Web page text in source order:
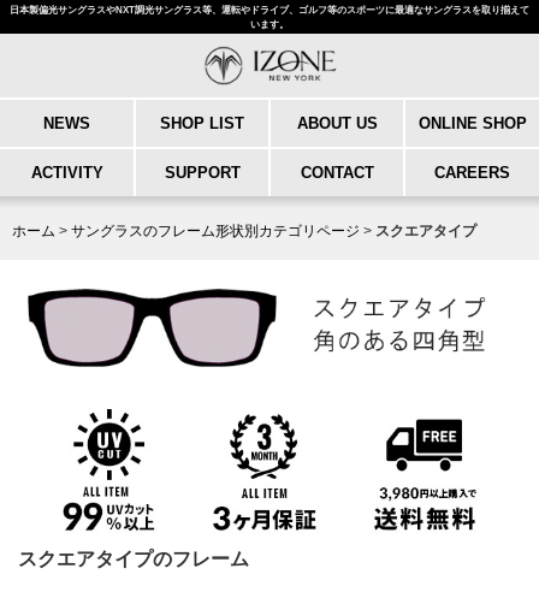
日本製偏光サングラスやNXT調光サングラス等、運転やドライブ、ゴルフ等のスポーツに最適なサングラスを取り揃えて
います。
NEWS SHOP LIST ABOUT US ONLINE SHOP
ACTIVITY SUPPORT CONTACT CAREERS
ホーム > サングラスのフレーム形状別カテゴリページ > スクエアタイプ
スクエアタイプのフレーム